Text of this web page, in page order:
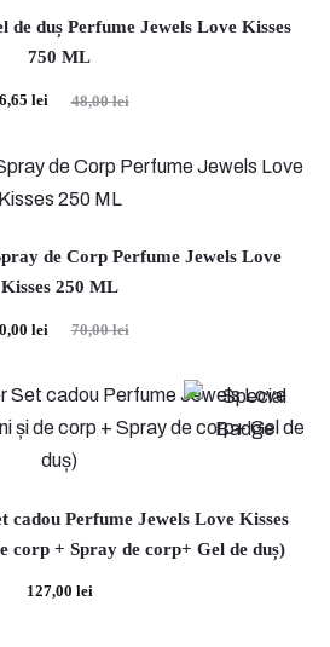
de duș Perfume Jewels Love Kisses
750 ML
48,00lei
Prețul
a
fost:
lei
de Corp Perfume Jewels Love
Kisses 250 ML
70,00lei
Prețul
a
fost:
lei.
lei
cadou Perfume Jewels Love Kisses
corp + Spray de corp+ Gel de duș)
127,00 lei